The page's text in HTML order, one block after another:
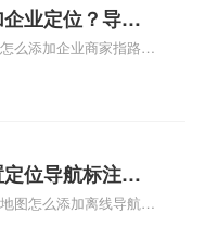
突然不显示定位了相关
可查看下方正文！
业定位？导航
么添加企业商家指路人
名称、地图怎么添加企
添加企业相关地图标注
方正文！
位导航标注？
位,导航,标注？
图怎么添加离线导航搜
用、搜狗地图导航卫星